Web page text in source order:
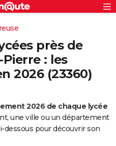
près de
: les
2026 (23360)
2026 de chaque lycée
une ville ou un département
pour découvrir son